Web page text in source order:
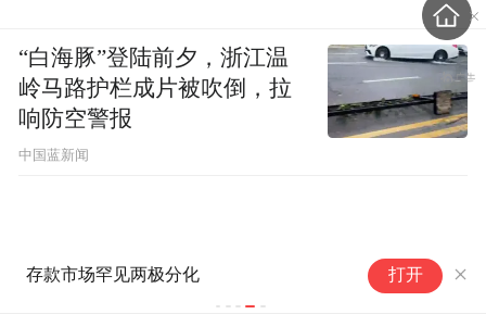
打开
“白海豚”登陆前夕，浙江温
岭马路护栏成片被吹倒，拉
响防空警报
中国蓝新闻